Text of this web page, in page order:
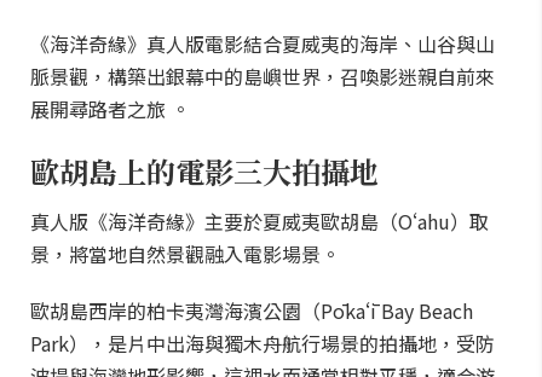
《海洋奇緣》真人版電影結合夏威夷的海岸、山谷與山
脈景觀，構築出銀幕中的島嶼世界，召喚影迷親自前來
展開尋路者之旅 。
歐胡島上的電影三大拍攝地
真人版《海洋奇緣》主要於夏威夷歐胡島（Oʻahu）取
景，將當地自然景觀融入電影場景。
歐胡島西岸的柏卡夷灣海濱公園（Pōkaʻī Bay Beach
Park），是片中出海與獨木舟航行場景的拍攝地，受防